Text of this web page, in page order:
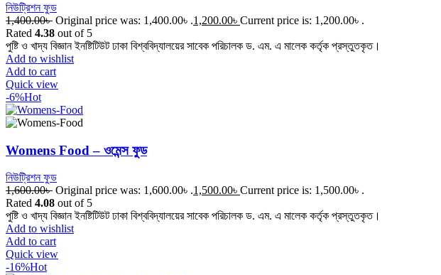
নিউট্রিশন ফুড
1,400.00৳ Original price was: 1,400.00৳ .1,200.00৳ Current price is: 1,200.00৳ .
Rated 4.38 out of 5
পুষ্টি ও খাদ্য বিজ্ঞান ইনষ্টিটিউট ঢাকা বিশ্ববিদ্যালয়ের সাবেক পরিচালক ড. এম. এ মালেক কর্তৃক প্রস্তুতকৃত।
Add to wishlist
Add to cart
Quick view
-6%Hot
Womens Food – ওমেন্স ফুড
নিউট্রিশন ফুড
1,600.00৳ Original price was: 1,600.00৳ .1,500.00৳ Current price is: 1,500.00৳ .
Rated 4.08 out of 5
পুষ্টি ও খাদ্য বিজ্ঞান ইনষ্টিটিউট ঢাকা বিশ্ববিদ্যালয়ের সাবেক পরিচালক ড. এম. এ মালেক কর্তৃক প্রস্তুতকৃত।
Add to wishlist
Add to cart
Quick view
-16%Hot